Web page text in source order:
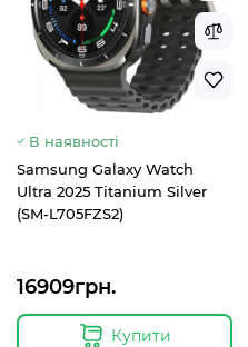
В наявності
Samsung Galaxy Watch
Ultra 2025 Titanium Silver
(SM-L705FZS2)
16909грн.
Купити